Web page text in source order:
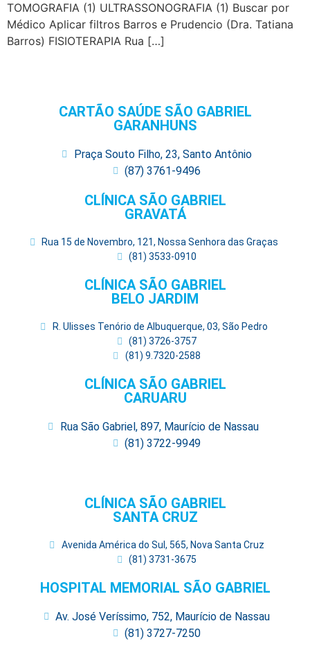
TOMOGRAFIA (1) ULTRASSONOGRAFIA (1) Buscar por
Médico Aplicar filtros Barros e Prudencio (Dra. Tatiana
Barros) FISIOTERAPIA Rua […]
CARTÃO SAÚDE SÃO GABRIEL
GARANHUNS
Praça Souto Filho, 23, Santo Antônio
(87) 3761-9496
CLÍNICA SÃO GABRIEL
GRAVATÁ
Rua 15 de Novembro, 121, Nossa Senhora das Graças
(81) 3533-0910
CLÍNICA SÃO GABRIEL
BELO JARDIM
R. Ulisses Tenório de Albuquerque, 03, São Pedro
(81) 3726-3757
(81) 9.7320-2588
CLÍNICA SÃO GABRIEL
CARUARU
Rua São Gabriel, 897, Maurício de Nassau
(81) 3722-9949
CLÍNICA SÃO GABRIEL
SANTA CRUZ
Avenida América do Sul, 565, Nova Santa Cruz
(81) 3731-3675
HOSPITAL MEMORIAL SÃO GABRIEL
Av. José Veríssimo, 752, Maurício de Nassau
(81) 3727-7250